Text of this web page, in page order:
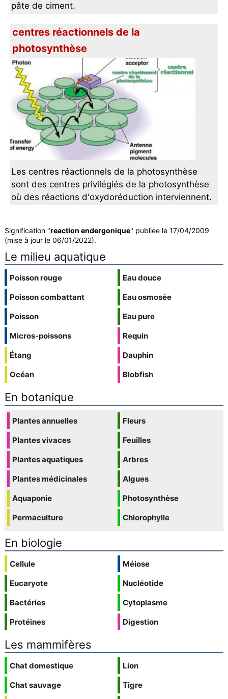
pâte de ciment.
centres réactionnels de la
photosynthèse
Les centres réactionnels de la photosynthèse
sont des centres privilégiés de la photosynthèse
où des réactions d'oxydoréduction interviennent.
Signification "reaction endergonique" publiée le 17/04/2009
(mise à jour le 06/01/2022).
Le milieu aquatique
Poisson rouge
Poisson combattant
Poisson
Micros-poissons
Étang
Océan
Eau douce
Eau osmosée
Eau pure
Requin
Dauphin
Blobfish
En botanique
Plantes annuelles
Plantes vivaces
Plantes aquatiques
Plantes médicinales
Aquaponie
Permaculture
Fleurs
Feuilles
Arbres
Algues
Photosynthèse
Chlorophylle
En biologie
Cellule
Eucaryote
Bactéries
Protéines
Méiose
Nucléotide
Cytoplasme
Digestion
Les mammifères
Chat domestique
Chat sauvage
Lion
Tigre